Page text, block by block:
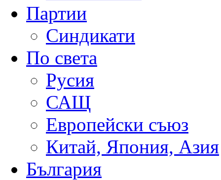
Партии
Синдикати
По света
Русия
САЩ
Европейски съюз
Китай, Япония, Азия
България